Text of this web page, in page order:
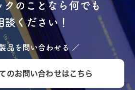
クのことなら何でも
談ください！
品を問い合わせる ／
のお問い合わせはこちら